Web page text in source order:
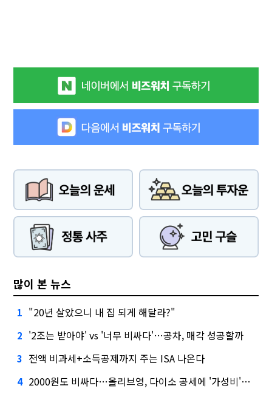
많이 본 뉴스
1 "20년 살았으니 내 집 되게 해달라?"
2 '2조는 받아야' vs '너무 비싸다'…공차, 매각 성공할까
3 전액 비과세+소득공제까지 주는 ISA 나온다
4 2000원도 비싸다…올리브영, 다이소 공세에 '가성비'로 맞불